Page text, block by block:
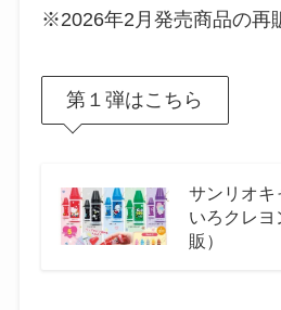
※2026年2月発売商品の再
第１弾はこちら
サンリオキ
いろクレ
販）